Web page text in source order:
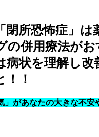
閉所恐怖症」は
の併用療法がお
病状を理解し改
！
」があなたの大きな不安